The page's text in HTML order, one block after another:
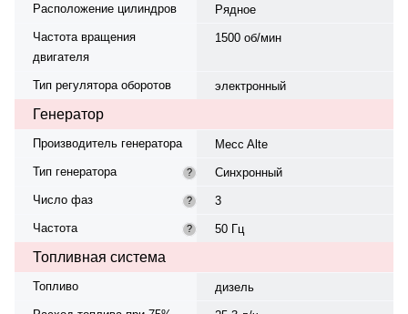
Расположение цилиндров
Рядное
Частота вращения
двигателя
1500 об/мин
Тип регулятора оборотов электронный
Генератор
Производитель генератора
Mecc Alte
Тип генератора
?
Синхронный
Число фаз
?
3
Частота
? 50 Гц
Топливная система
Топливо
дизель